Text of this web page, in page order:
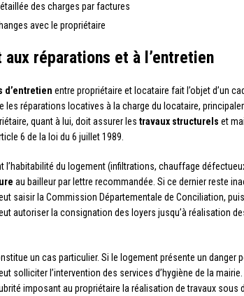
des charges par factures
avec le propriétaire
réparations et à l’entretien
d’entretien entre propriétaire et locataire fait l’objet d’un
les réparations locatives à la charge du locataire,
quant à lui, doit assurer les travaux structurels et
6 de la loi du 6 juillet 1989.
l’habitabilité du logement (infiltrations, chauffage
au bailleur par lettre recommandée. Si ce dernier reste
saisir la Commission Départementale de Conciliation,
autoriser la consignation des loyers jusqu’à réalisation
un cas particulier. Si le logement présente un danger
solliciter l’intervention des services d’hygiène de la
imposant au propriétaire la réalisation de travaux sous